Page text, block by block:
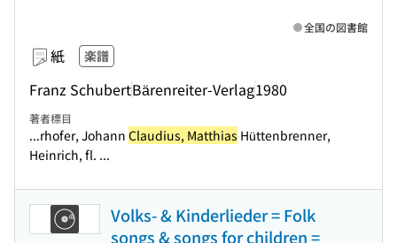
紙 楽譜
Franz SchubertBärenreiter-Verlag1980
全国の図書館
著者標目
...rhofer, Johann Claudius, Matthias Hüttenbrenner,
Heinrich, fl. ...
Volks- & Kinderlieder = Folk
songs & songs for children =